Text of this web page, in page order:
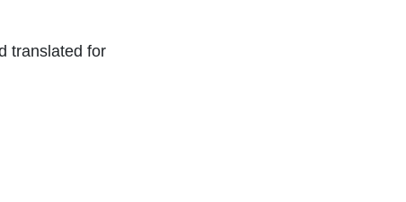
translated for